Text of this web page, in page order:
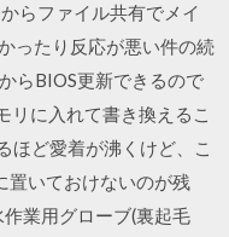
らファイル共有でメイ
ったり反応が悪い件の続
らBIOS更新できるので
リに入れて書き換えるこ
ほど愛着が沸くけど、こ
置いておけないのが残
業用グローブ(裏起毛